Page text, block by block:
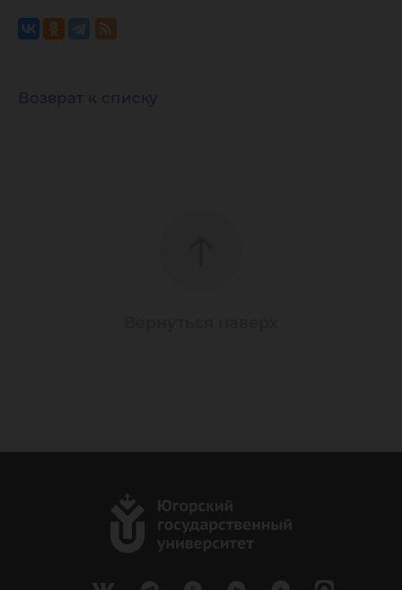
Возврат к списку